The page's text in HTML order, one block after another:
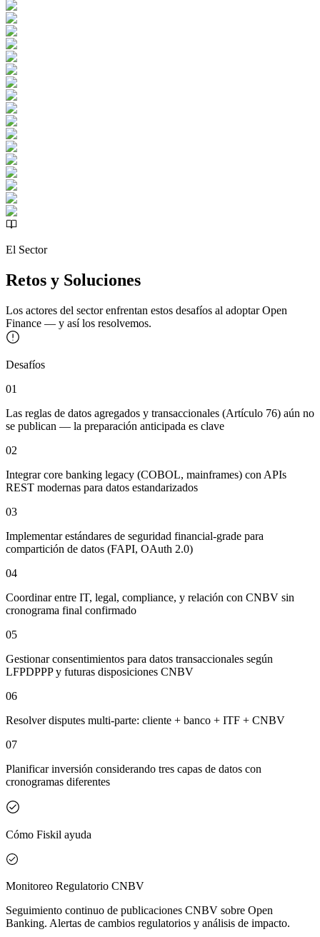
El Sector
Retos y Soluciones
Los actores del sector enfrentan estos desafíos al adoptar Open
Finance — y así los resolvemos.
Desafíos
01
Las reglas de datos agregados y transaccionales (Artículo 76) aún no
se publican — la preparación anticipada es clave
02
Integrar core banking legacy (COBOL, mainframes) con APIs
REST modernas para datos estandarizados
03
Implementar estándares de seguridad financial-grade para
compartición de datos (FAPI, OAuth 2.0)
04
Coordinar entre IT, legal, compliance, y relación con CNBV sin
cronograma final confirmado
05
Gestionar consentimientos para datos transaccionales según
LFPDPPP y futuras disposiciones CNBV
06
Resolver disputes multi-parte: cliente + banco + ITF + CNBV
07
Planificar inversión considerando tres capas de datos con
cronogramas diferentes
Cómo Fiskil ayuda
Monitoreo Regulatorio CNBV
Seguimiento continuo de publicaciones CNBV sobre Open
Banking. Alertas de cambios regulatorios y análisis de impacto.